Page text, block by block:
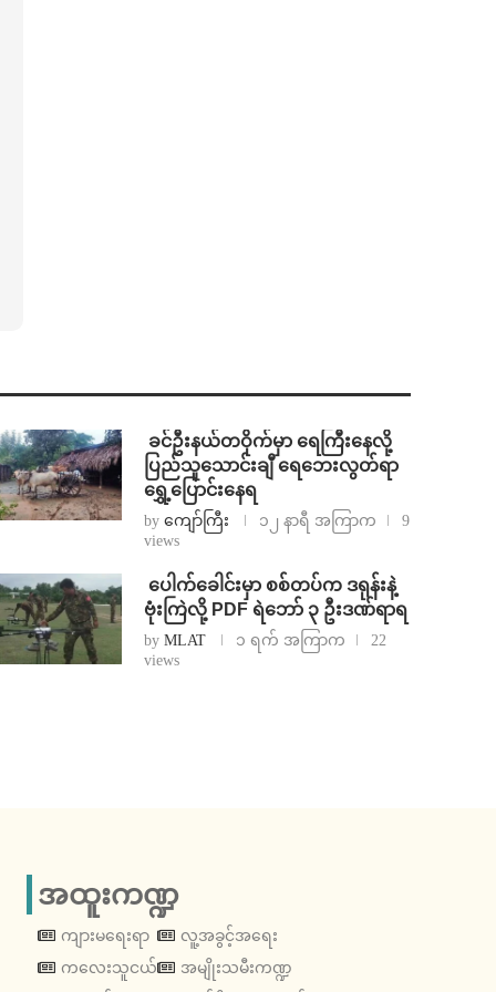
⁩ ⁨ခင်ဦးနယ်တဝိုက်မှာ ရေကြီးနေလို့
ပြည်သူသောင်းချီ ရေဘေးလွတ်ရာ
ရွှေ့ပြောင်းနေရ
byကျော်ကြီး ၁၂ နာရီ အကြာက
9
views
⁩ ⁨ပေါက်ခေါင်းမှာ စစ်တပ်က ဒရုန်းနဲ့
ဗုံးကြဲလို့ PDF ရဲဘော် ၃ ဦးဒဏ်ရာရ
byMLAT ၁ ရက် အကြာက
22
views
အထူးကဏ္ဍ
ကျားမရေးရာ
ကလေးသူငယ်
လူ့အခွင့်အရေး
အမျိုးသမီးကဏ္ဍ